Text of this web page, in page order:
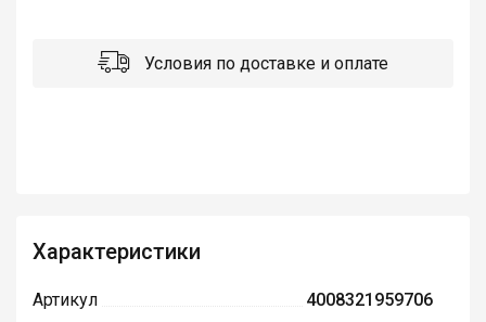
Условия по доставке и оплате
Характеристики
Артикул
4008321959706